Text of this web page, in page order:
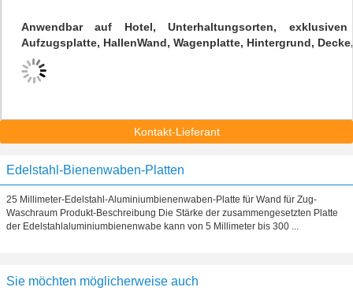
Anwendbar auf Hotel, Unterhaltungsorten,
Aufzugsplatte, HallenWand, Wagenplatte, Hintergrund,
Kontakt-Lieferant
Edelstahl-Bienenwaben-Platten
25 Millimeter-Edelstahl-Aluminiumbienenwaben-Platte für Wand für Zug-
Waschraum Produkt-Beschreibung Die Stärke der zusammengesetzten Platte
der Edelstahlaluminiumbienenwabe kann von 5 Millimeter bis 300 ...
Sie möchten möglicherweise auch